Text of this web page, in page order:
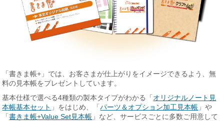
「書きま帳+」では、お客さまが仕上がりをイメージできるよう、無
料の見本帳をプレゼントしています。
基本仕様で選べる4種類の製本タイプがわかる「 オリジナルノート見
本帳基本セット 」をはじめ、「パーツ＆オプション加工見本帳 」や
「書きま帳+Value Set見本帳 」など、サービスごとに多数ご用意して